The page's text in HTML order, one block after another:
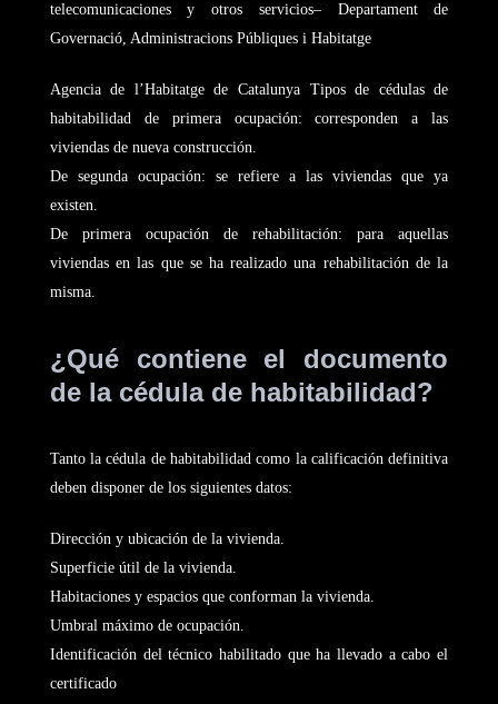
telecomunicaciones y otros servicios– Departament de
Governació, Administracions Públiques i Habitatge
Agencia de l’Habitatge de Catalunya Tipos de cédulas de
habitabilidad de primera ocupación: corresponden a las
viviendas de nueva construcción.
De segunda ocupación: se refiere a las viviendas que ya
existen.
De primera ocupación de rehabilitación: para aquellas
viviendas en las que se ha realizado una rehabilitación de la
misma.
¿Qué contiene el documento
de la cédula de habitabilidad?
Tanto la cédula de habitabilidad como la calificación definitiva
deben disponer de los siguientes datos:
Dirección y ubicación de la vivienda.
Superficie útil de la vivienda.
Habitaciones y espacios que conforman la vivienda.
Umbral máximo de ocupación.
Identificación del técnico habilitado que ha llevado a cabo el
certificado